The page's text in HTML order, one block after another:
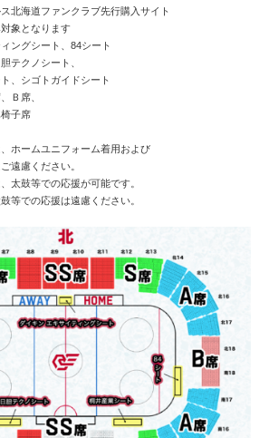
ファンクラブ先行購入サイト
となります
ングシート、84シート
クノシート、
シゴトガイドシート
席、
子席
ームユニフォーム着用および
慮ください。
鼓等での応援が可能です。
での応援は遠慮ください。
個人情報保護方針 当社が取り扱う個人情報について
無断使用、転載はご遠慮下さい。
EAGLES HOKKAIDO Inc. All Rights Reserved.